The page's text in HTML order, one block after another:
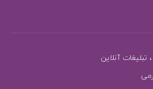
تبلیغات آنلاین